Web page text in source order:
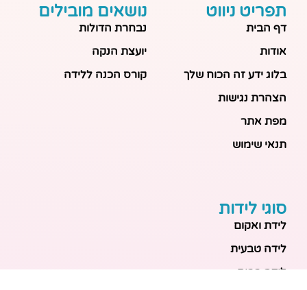
תפריט ניווט
דף הבית
אודות
בלוג ידע זה הכוח שלך
הצהרת נגישות
מפת אתר
תנאי שימוש
נושאים מובילים
נבחרת הדולות
יועצת הנקה
קורס הכנה ללידה
סוגי לידות
לידת ואקום
לידה טבעית
לידה בבית